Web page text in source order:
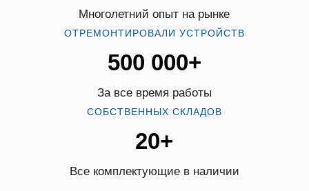
Многолетний опыт на рынке
ОТРЕМОНТИРОВАЛИ УСТРОЙСТВ
500 000+
За все время работы
СОБСТВЕННЫХ СКЛАДОВ
20+
Все комплектующие в наличии